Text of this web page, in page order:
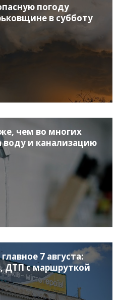
погоду
в субботу
чем во многих
воду и канализацию
7 августа:
ДТП с маршруткой